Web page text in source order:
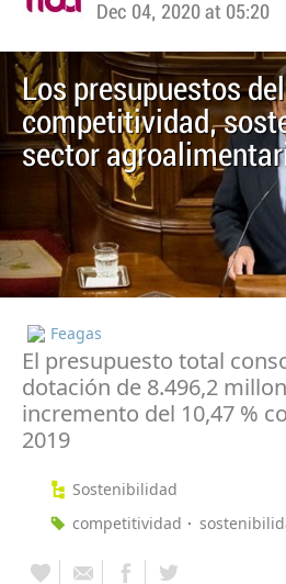
Dec 04, 2020 at 05:20
Los presupuestos
competitividad,
sector
Feagas
El presupuesto total
dotación de 8.496,2
incremento del 10,47 %
2019
Sostenibilidad
competitividad